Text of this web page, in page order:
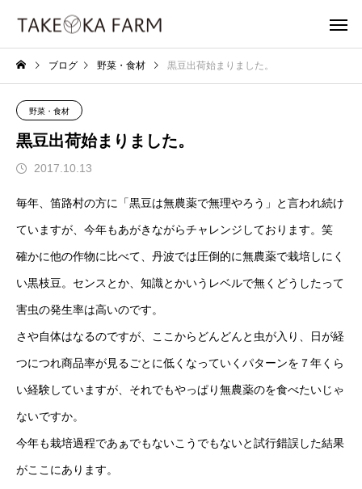
ブログ 野菜・食材 黒豆出荷始まりました。
野菜・食材
黒豆出荷始まりました。
2017.10.13
毎年、笛路村の方に「黒豆は無農薬で無理やろう」と言われ続け
ていますが、今年もあがきながらチャレンジしております。笑
確かに他の作物に比べて、丹波では圧倒的に無農薬で栽培しにく
い黒枝豆。センスとか、知識とかいうレベルで無くどうしたって
害虫の発生率は高いのです。
さや自体はなるのですが、ここからどんどんと虫が入り、日が経
つにつれ商品率が見るごとに低くなっていくパターンを７年くら
い経験していますが、それでもやっぱり無農薬のを食べたいじゃ
ないですか。
今年も栽培過程であぁでもないこうでもないと試行錯誤した結果
がここにあります。